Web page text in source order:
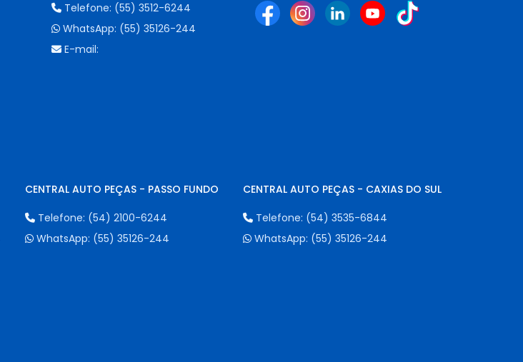
Telefone: (55) 3512-6244
WhatsApp: (55) 35126-244
E-mail:
CENTRAL AUTO PEÇAS - PASSO FUNDO
Telefone: (54) 2100-6244
WhatsApp: (55) 35126-244
CENTRAL AUTO PEÇAS - CAXIAS DO SUL
Telefone: (54) 3535-6844
WhatsApp: (55) 35126-244